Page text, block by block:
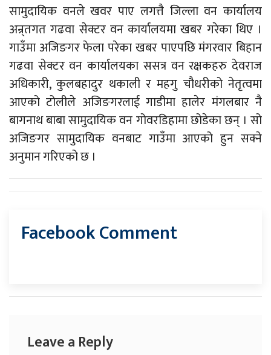
सामुदायिक वनले खवर पाए लगत्तै जिल्ला वन कार्यालय
अन्र्तगत गढवा सेक्टर वन कार्यालयमा खबर गरेका थिए ।
गाउँमा अजिङगर फेला परेका खबर पाएपछि मंगरवार बिहान
गढवा सेक्टर वन कार्यालयका ससत्र वन रक्षकहरु देवराज
अधिकारी, कुलबहादुर थकाली र महगु चौधरीको नेतृत्वमा
आएको टोलीले अजिङगरलाई गाडीमा हालेर मंगलबार नै
बागनाथ बाबा सामुदायिक वन गोवरडिहामा छोडेका छन् । सो
अजिङगर सामुदायिक वनबाट गाउँमा आएको हुन सक्ने
अनुमान गरिएको छ ।
Facebook Comment
Leave a Reply